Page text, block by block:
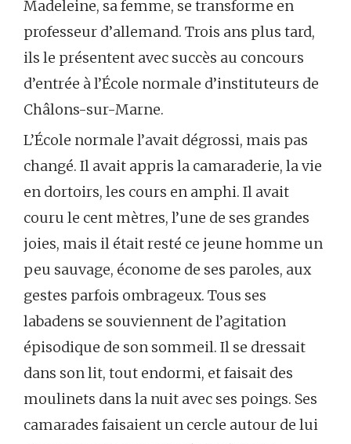
Madeleine, sa femme, se transforme en
professeur d’allemand. Trois ans plus tard,
ils le présentent avec succès au concours
d’entrée à l’École normale d’instituteurs de
Châlons-sur-Marne.
L’École normale l’avait dégrossi, mais pas
changé. Il avait appris la camaraderie, la vie
en dortoirs, les cours en amphi. Il avait
couru le cent mètres, l’une de ses grandes
joies, mais il était resté ce jeune homme un
peu sauvage, économe de ses paroles, aux
gestes parfois ombrageux. Tous ses
labadens se souviennent de l’agitation
épisodique de son sommeil. Il se dressait
dans son lit, tout endormi, et faisait des
moulinets dans la nuit avec ses poings. Ses
camarades faisaient un cercle autour de lui